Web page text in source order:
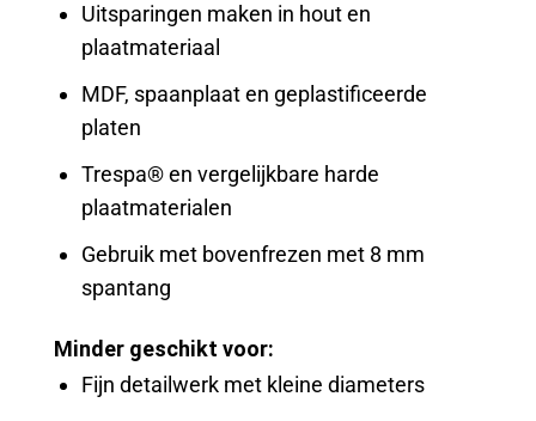
Uitsparingen maken in hout en
plaatmateriaal
MDF, spaanplaat en geplastificeerde
platen
Trespa® en vergelijkbare harde
plaatmaterialen
Gebruik met bovenfrezen met 8 mm
spantang
Minder geschikt voor:
Fijn detailwerk met kleine diameters